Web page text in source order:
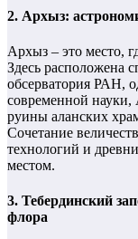
2. Архыз:
Архыз – это место,
Здесь расположена
обсерватория РАН,
современной науки,
руины аланских
Сочетание
технологий и
местом.
3. Тебердинский
флора